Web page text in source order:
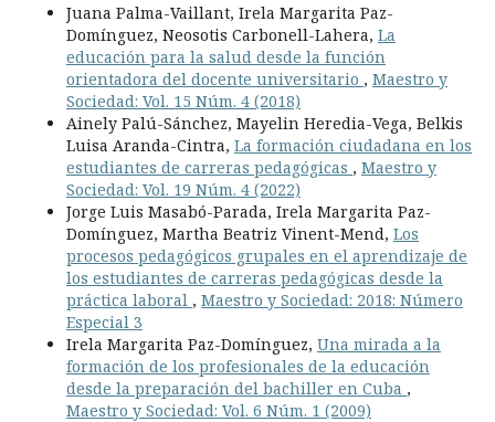
Juana Palma-Vaillant, Irela Margarita Paz-
Domínguez, Neosotis Carbonell-Lahera, La
educación para la salud desde la función
orientadora del docente universitario , Maestro y
Sociedad: Vol. 15 Núm. 4 (2018)
Ainely Palú-Sánchez, Mayelin Heredia-Vega, Belkis
Luisa Aranda-Cintra, La formación ciudadana en los
estudiantes de carreras pedagógicas , Maestro y
Sociedad: Vol. 19 Núm. 4 (2022)
Jorge Luis Masabó-Parada, Irela Margarita Paz-
Domínguez, Martha Beatriz Vinent-Mend, Los
procesos pedagógicos grupales en el aprendizaje de
los estudiantes de carreras pedagógicas desde la
práctica laboral , Maestro y Sociedad: 2018: Número
Especial 3
Irela Margarita Paz-Domínguez, Una mirada a la
formación de los profesionales de la educación
desde la preparación del bachiller en Cuba ,
Maestro y Sociedad: Vol. 6 Núm. 1 (2009)